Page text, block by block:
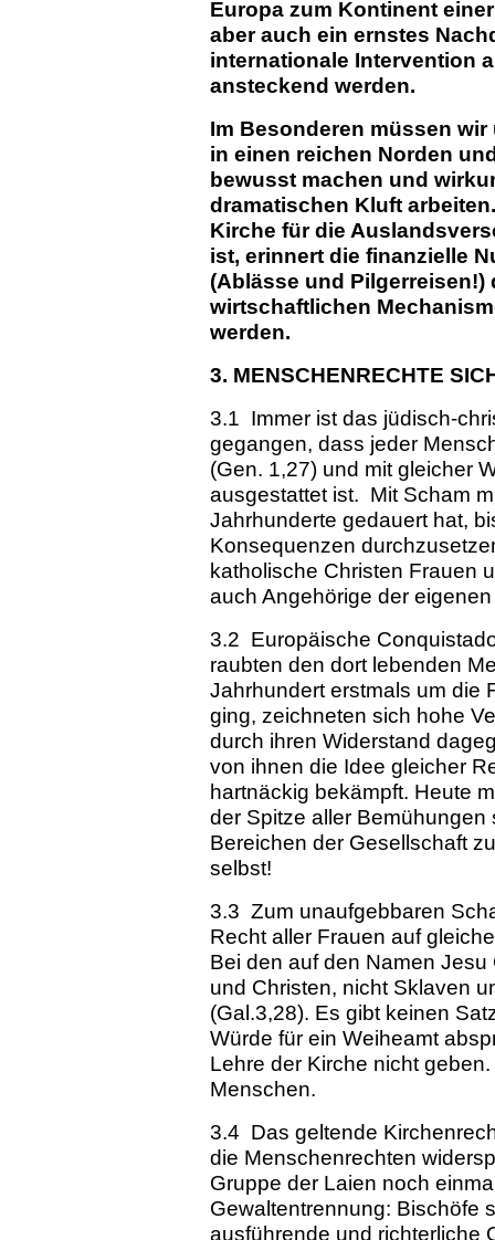
Europa zum Kontinent
aber auch ein ernstes
internationale Intervention
ansteckend werden.
Im Besonderen müssen
in einen reichen Norden
bewusst machen und
dramatischen Kluft
Kirche für die
ist, erinnert die finanzielle
(Ablässe und Pilgerreisen!)
wirtschaftlichen
werden.
3. MENSCHENRECHTE
3.1 Immer ist das jüdisch-
gegangen, dass jeder
(Gen. 1,27) und mit gleicher
ausgestattet ist. Mit Scham
Jahrhunderte gedauert hat,
Konsequenzen
katholische Christen Frauen
auch Angehörige der
3.2 Europäische
raubten den dort lebenden
Jahrhundert erstmals um die
ging, zeichneten sich hohe
durch ihren Widerstand
von ihnen die Idee gleicher
hartnäckig bekämpft. Heute
der Spitze aller
Bereichen der Gesellschaft
selbst!
3.3 Zum unaufgebbaren
Recht aller Frauen auf
Bei den auf den Namen Jesu
und Christen, nicht Sklaven
(Gal.3,28). Es gibt keinen
Würde für ein Weiheamt
Lehre der Kirche nicht
Menschen.
3.4 Das geltende
die Menschenrechten
Gruppe der Laien noch
Gewaltentrennung: Bischöfe
ausführende und richterliche